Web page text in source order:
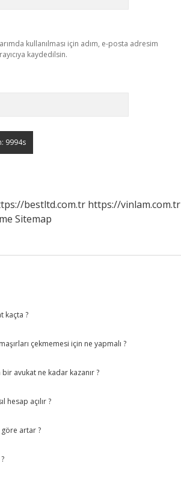
kullanılması için adım, e-posta adresim
kaydedilsin.
bestltd.com.tr https://vinlam.com.tr
Sitemap
kaçta ?
çekmemesi için ne yapmalı ?
avukat ne kadar kazanır ?
hesap açılır ?
artar ?